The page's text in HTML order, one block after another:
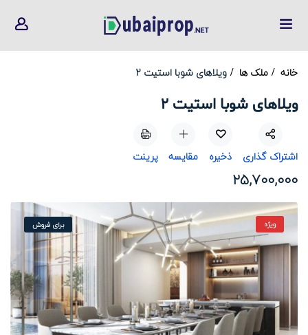
خانه ملک ها ویلاهای شوبا استیت 2
ویلاهای شوبا استیت 2
اشتراک گذاری ذخیره مقایسه پرینت
25,700,000
ویژه برای فروش